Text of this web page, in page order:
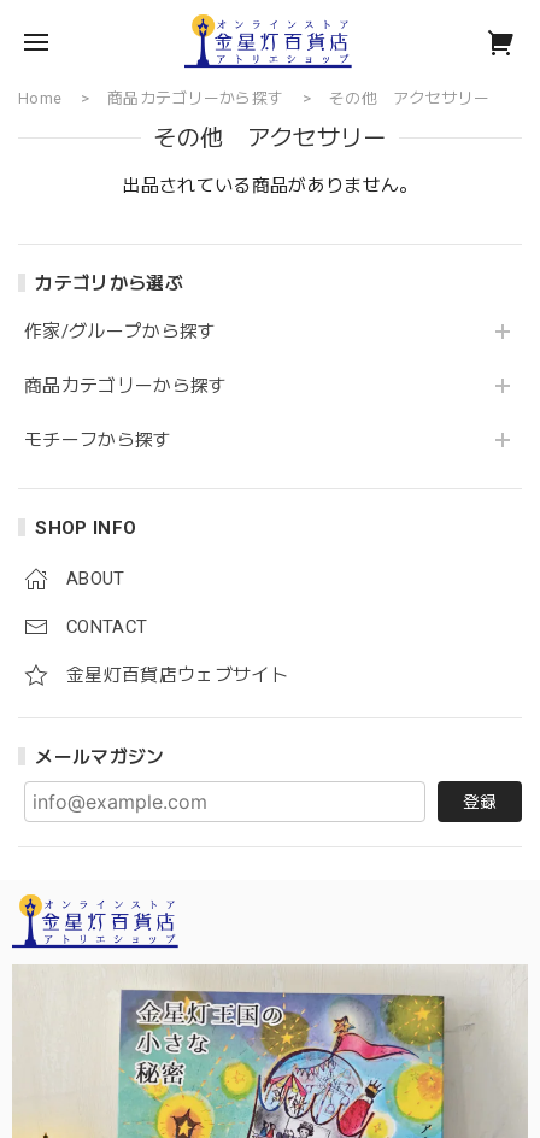
カテゴリから選ぶ
作家/グループから探す
商品カテゴリーから探す
モチーフから探す
SHOP INFO
ABOUT
CONTACT
金星灯百貨店ウェブサイト
メールマガジン
登録
Home 商品カテゴリーから探す その他 アクセサリー
その他 アクセサリー
出品されている商品がありません。